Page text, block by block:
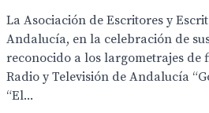
La Asociación de Escritores y
Andalucía, en la celebración de
reconocido a los largometrajes
Radio y Televisión de Andalucía
“El...